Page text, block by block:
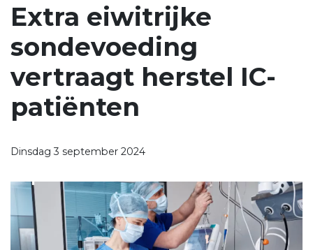
Extra eiwitrijke
sondevoeding
vertraagt herstel IC-
patiënten
Dinsdag 3 september 2024